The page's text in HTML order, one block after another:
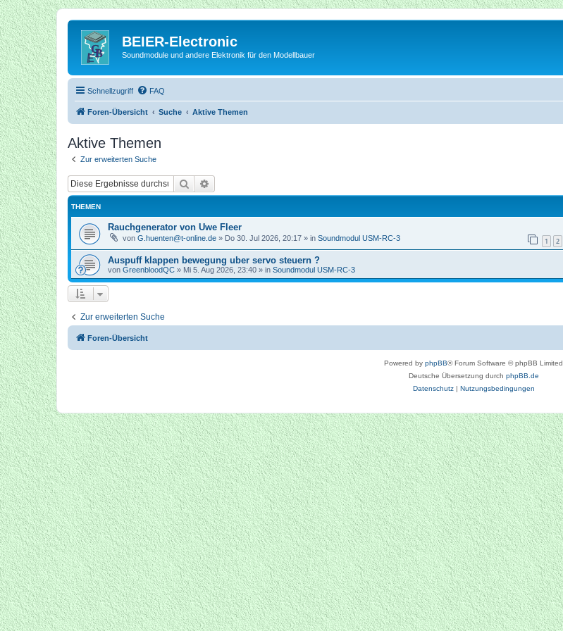
BEIER-Electronic
Soundmodule und andere Elektronik für den Modellbauer
Schnellzugriff FAQ
Foren-Übersicht Suche Aktive Themen
Aktive Themen
Zur erweiterten Suche
Suche
THEMEN
Rauchgenerator von Uwe Fleer
von G.huenten@t-online.de » Do 30. Jul 2026, 20:17 » in Soundmodul USM-RC-3 1 2
Auspuff klappen bewegung uber servo steuern ?
von GreenbloodQC » Mi 5. Aug 2026, 23:40 » in Soundmodul USM-RC-3
Zur erweiterten Suche
Foren-Übersicht
Powered by phpBB® Forum Software © phpBB Limited
Deutsche Übersetzung durch phpBB.de
Datenschutz| Nutzungsbedingungen